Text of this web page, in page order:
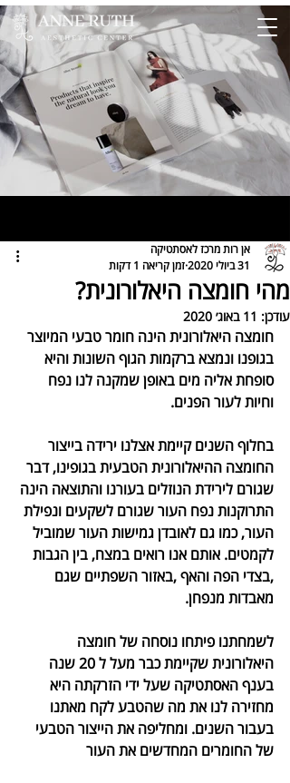
מהי חומצה היאלורונית?
אן רות מרכז לאסתטיקה
31 ביולי 2020
זמן קריאה 1 דקות
עודכן: 11 באוג׳ 2020
חומצה היאלורונית הינה חומר טבעי המיוצר
בגופנו ונמצא ברקמות הגוף השונות והיא
סופחת אליה מים באופן שמקנה לנו נפח
וחיות לעור הפנים.
בחלוף השנים קיימת אצלנו ירידה בייצור
החומצה ההיאלורונית הטבעית בגופינו, דבר
שגורם לירידת הנוזלים בעורנו והתוצאה הינה
התרוקנות נפח העור שגורם לשקעים ונפילת
העור, כמו גם לאובדן גמישות העור שמוביל
לקמטים. אותם אנו רואים במצח, בין הגבות
,בצדי הפה והאף ,באזור השפתיים שגם
מאבדות מנפחן.
לשמחתנו פיתחו נוסחה של חומצה
היאלורונית שקיימת כבר מעל ל 20 שנה
בענף האסתטיקה שעל ידי הזרקתה היא
מחזירה לנו את מה שהטבע לקח מאתנו
בעבור השנים. ומחליפה את הייצור הטבעי
של החומרים המחדשים את העור